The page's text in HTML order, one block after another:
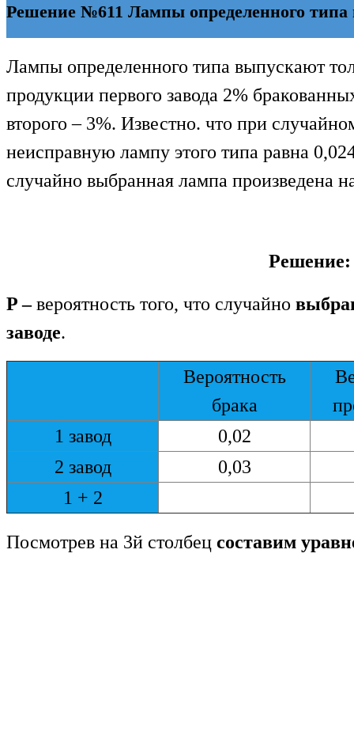
Решение №611 Лампы определенного типа
Лампы определенного типа выпускают
продукции первого завода 2%
второго – 3%. Известно. что при
неисправную лампу этого типа равна
случайно выбранная лампа произведена
Решение:
P –вероятность того, что случайно
заводе.
Вероятность
брака
1 завод
0,02
2 завод
0,03
1 + 2
Посмотрев на 3й столбец составим